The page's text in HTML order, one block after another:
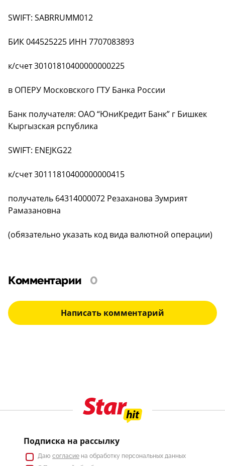
SWIFT: SABRRUMM012
БИК 044525225 ИНН 7707083893
к/счет 30101810400000000225
в ОПЕРУ Московского ГТУ Банка России
Банк получателя: ОАО “ЮниКредит Банк” г Бишкек
Кыргызская рспублика
SWIFT: ENEJKG22
к/счет 30111810400000000415
получатель 64314000072 Резаханова Зумрият
Рамазановна
(обязательно указать код вида валютной операции)
Комментарии 0
Написать комментарий
Подписка на рассылку
Даю согласие на обработку персональных данных